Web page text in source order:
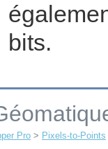
bits.
Pro > Pixels-to-Points